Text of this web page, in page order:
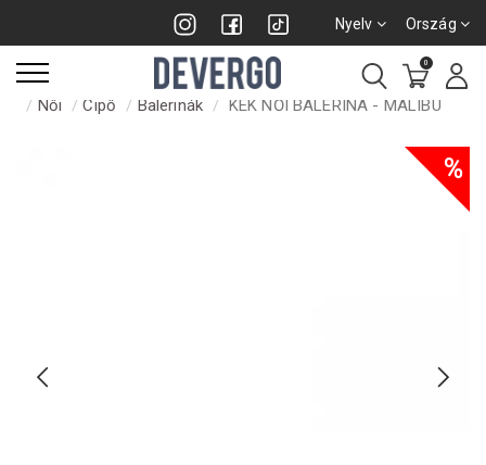
Nyelv Ország
0
Női Cipő Balerinák KÉK NŐI BALERINA - MALIBU
%